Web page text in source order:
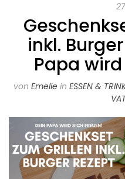
inkl.
Papa
von Emeliein ESSEN &